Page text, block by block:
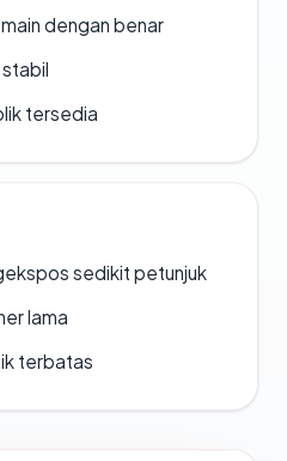
dengan benar
tersedia
sedikit petunjuk
lama
terbatas